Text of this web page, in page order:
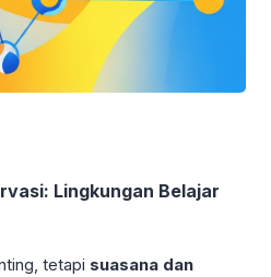
Lingkungan Belajar
tetapi suasana dan